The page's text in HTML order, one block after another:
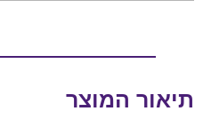
תיאור המוצר